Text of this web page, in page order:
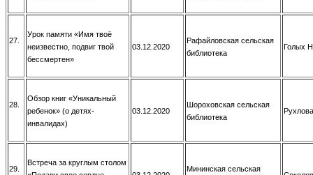
27.
Урок памяти «Имя твоё
неизвестно, подвиг твой
бессмертен»
03.12.2020
Рафайловская сельская
библиотека
Голых
28.
Обзор книг «Уникальный
ребенок» (о детях-
инвалидах)
03.12.2020
Шороховская сельская
библиотека
29.
Встреча за круглым столом
Мининская сельская